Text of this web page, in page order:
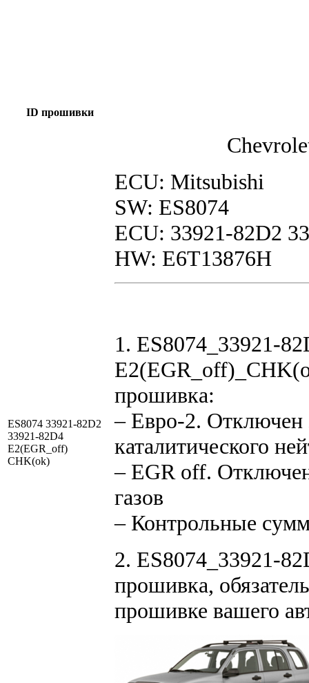
ID прошивки
ES8074 33921-82D2
33921-82D4
E2(EGR_off)
CHK(ok)
ECU: Mitsubishi
SW: ES8074
ECU: 33921-82D2
HW: E6T13876H
1. ES8074_33921-
прошивка:
– Евро-2. Отключен
каталитического
– EGR off.
газов
– Контрольные
2. ES8074_33921-
прошивка,
прошивке вашего